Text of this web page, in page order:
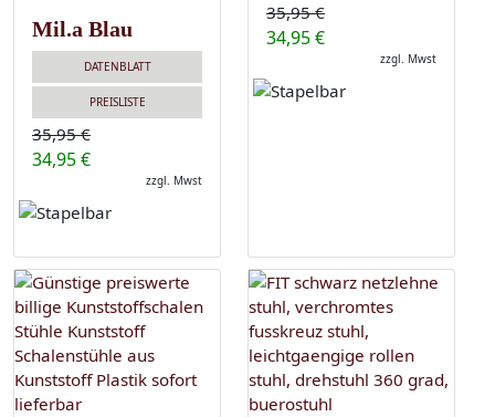
Mil.a Blau
DATENBLATT
PREISLISTE
35,95 €
34,95 €
zzgl. Mwst
35,95 €
34,95 €
zzgl. Mwst